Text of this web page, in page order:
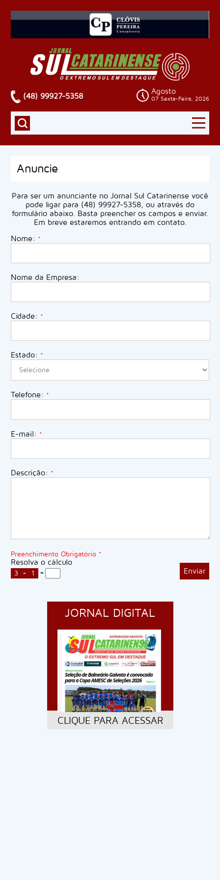
(48) 99927-5358
Agosto
07 Sexta-Feira, 2026
Anuncie
Para ser um anunciante no Jornal Sul Catarinense você
pode ligar para (48) 99927-5358, ou através do
formulário abaixo. Basta preencher os campos e enviar.
Em breve estaremos entrando em contato.
Nome: *
Nome da Empresa:
Cidade: *
Estado: *
Telefone: *
E-mail: *
Descrição: *
Preenchimento Obrigatório *
Resolva o cálculo
3 + 1 =
JORNAL DIGITAL
CLIQUE PARA ACESSAR